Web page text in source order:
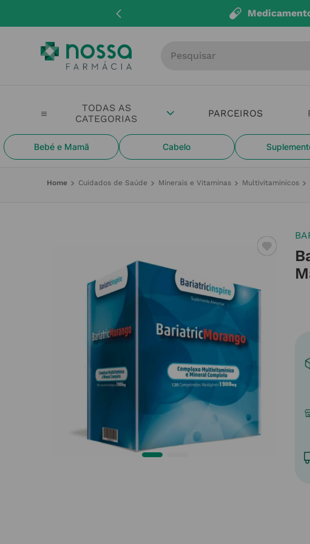
PARCEIROS
Bebé e Mamã Cabelo
Cuidados de Saúde Minerais e Vitaminas Multivitaminicos